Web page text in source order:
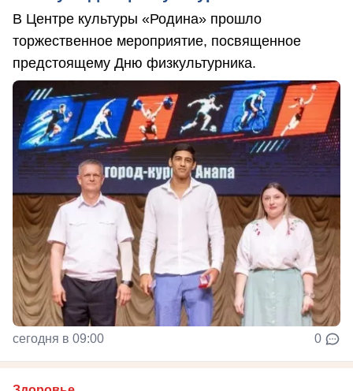
В Центре культуры «Родина» прошло
торжественное мероприятие, посвященное
предстоящему Дню физкультурника.
сегодня в 09:00 0